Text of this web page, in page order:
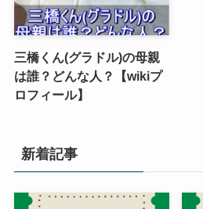
三橋くん(グラドル)の母親
は誰？どんな人？【wikiプ
ロフィール】
新着記事